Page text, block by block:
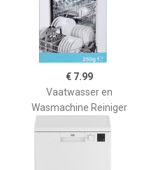
€ 7.99
Vaatwasser en
Wasmachine Reiniger